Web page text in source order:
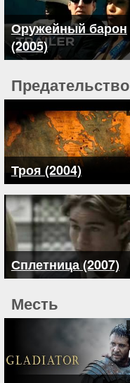
Оружейный барон
(2005)
Предательство
Троя (2004)
Сплетница (2007)
Месть